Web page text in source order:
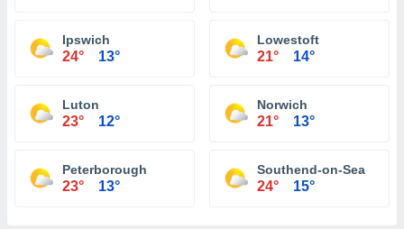
Ipswich
24° 13°
Lowestoft
21° 14°
Luton
23° 12°
Norwich
21° 13°
Peterborough
23° 13°
Southend-on-Sea
24° 15°